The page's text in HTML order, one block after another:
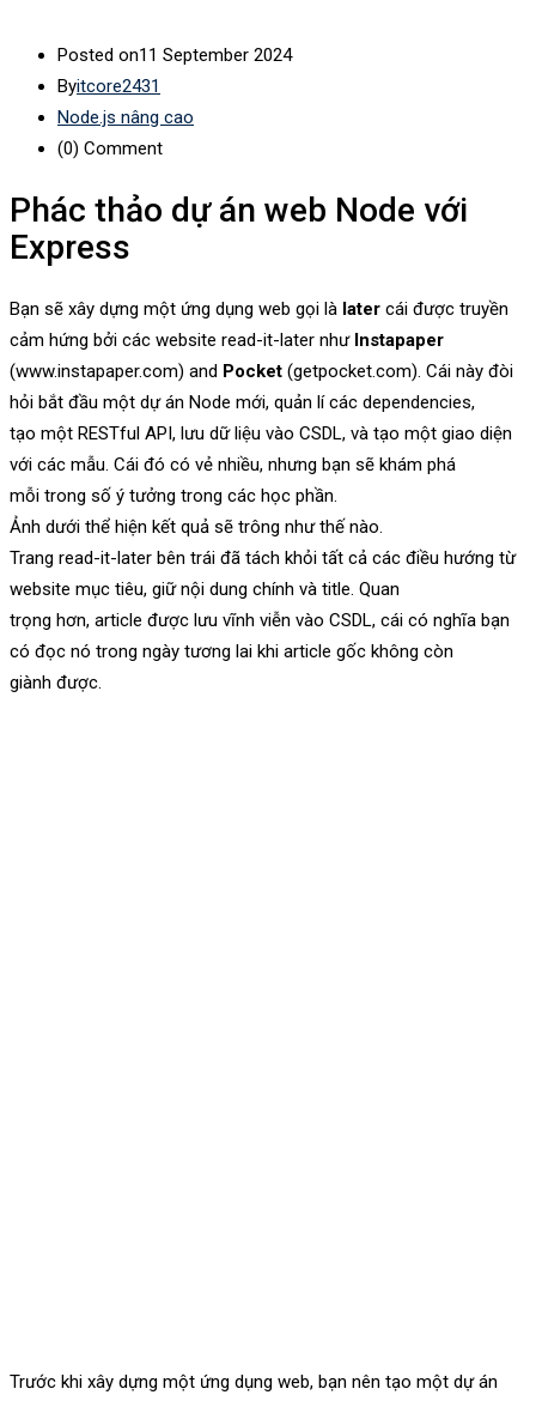
Posted on11 September 2024
Byitcore2431
Node.js nâng cao
(0) Comment
Phác thảo dự án web Node với
Express
Bạn sẽ xây dựng một ứng dụng web gọi là later cái được truyền
cảm hứng bởi các website read-it-later nhưInstapaper
(www.instapaper.com) and Pocket (getpocket.com). Cái này đòi
hỏi bắt đầu một dự án Node mới, quản lí các dependencies,
tạo một RESTful API, lưu dữ liệu vào CSDL, và tạo một giao diện
với các mẫu. Cái đó có vẻ nhiều, nhưng bạn sẽ khám phá
mỗi trong số ý tưởng trong các học phần.
Ảnh dưới thể hiện kết quả sẽ trông như thế nào.
Trang read-it-later bên trái đã tách khỏi tất cả các điều hướng từ
website mục tiêu, giữ nội dung chính và title. Quan
trọng hơn, article được lưu vĩnh viễn vào CSDL, cái có nghĩa bạn
có đọc nó trong ngày tương lai khi article gốc không còn
giành được.
Trước khi xây dựng một ứng dụng web, bạn nên tạo một dự án